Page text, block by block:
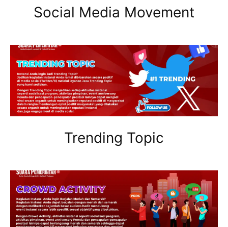
Social Media Movement
Trending Topic